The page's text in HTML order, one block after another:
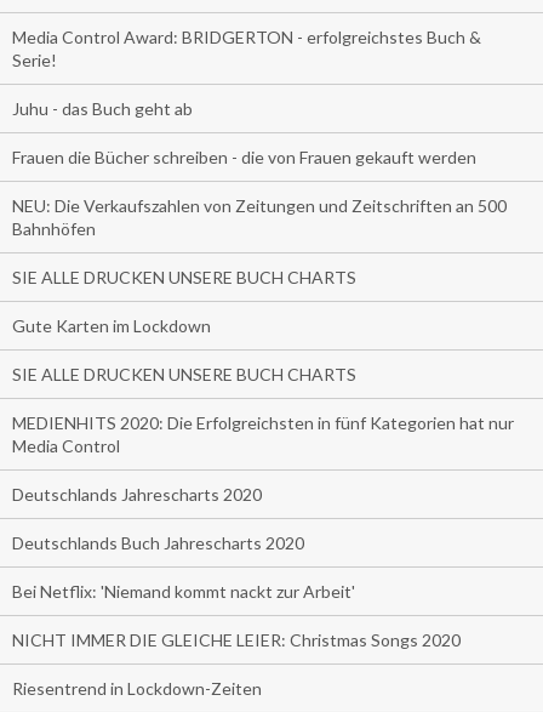
Media Control Award: BRIDGERTON - erfolgreichstes Buch &
Serie!
Juhu - das Buch geht ab
Frauen die Bücher schreiben - die von Frauen gekauft werden
NEU: Die Verkaufszahlen von Zeitungen und Zeitschriften an 500
Bahnhöfen
SIE ALLE DRUCKEN UNSERE BUCH CHARTS
Gute Karten im Lockdown
SIE ALLE DRUCKEN UNSERE BUCH CHARTS
MEDIENHITS 2020: Die Erfolgreichsten in fünf Kategorien hat nur
Media Control
Deutschlands Jahrescharts 2020
Deutschlands Buch Jahrescharts 2020
Bei Netflix: 'Niemand kommt nackt zur Arbeit'
NICHT IMMER DIE GLEICHE LEIER: Christmas Songs 2020
Riesentrend in Lockdown-Zeiten